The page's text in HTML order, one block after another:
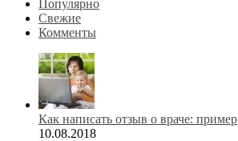
Популярно
Свежие
Комменты
Как написать отзыв о враче: пример
10.08.2018